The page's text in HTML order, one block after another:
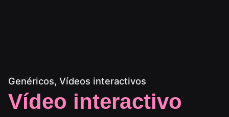
Genéricos Vídeos interactivos
Vídeo interactivo